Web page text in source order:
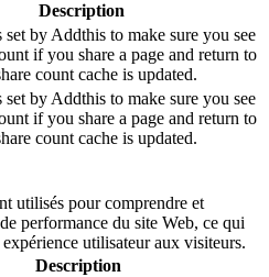
Description
by Addthis to make sure you see
if you share a page and return to
count cache is updated.
by Addthis to make sure you see
if you share a page and return to
count cache is updated.
utilisés pour comprendre et
performance du site Web, ce qui
utilisateur aux visiteurs.
Description